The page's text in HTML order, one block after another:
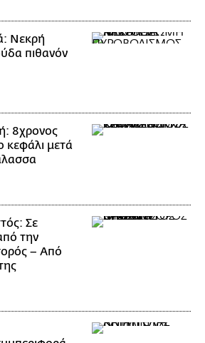
Νεκρή
πιθανόν
8χρονος
κεφάλι μετά
Σε
την
– Από